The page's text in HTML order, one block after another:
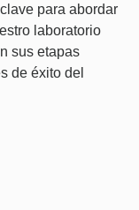
para abordar
laboratorio
sus etapas
de éxito del